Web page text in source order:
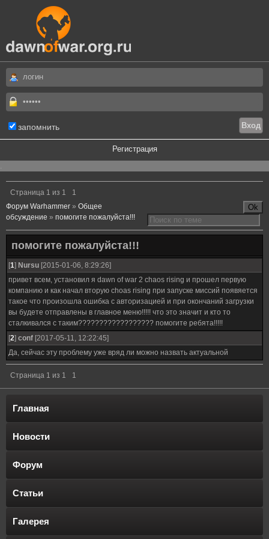
запомнить
Регистрация
.
Страница 1 из 1
1
Форум Warhammer » Общее
обсуждение » помогите пожалуйста!!!
помогите пожалуйста!!!
[1] Nursu [2015-01-06, 8:29:26]
привет всем, установил я dawn of war 2 chaos rising и прошел первую
компанию и как начал вторую choas rising при запуске миссий появяется
такое что произошла ошибка с авторизацией и при окончаний загрузки
вы будете отправлены в главное меню!!!!! что это значит и кто то
сталкивался с таким?????????????????? помогите ребята!!!!!
[2] conf [2017-05-11, 12:22:45]
Да, сейчас эту проблему уже вряд ли можно назвать актуальной
Страница 1 из 1 1
Главная
Новости
Форум
Статьи
Галерея